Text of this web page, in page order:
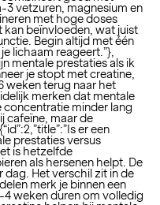
3 vetzuren, magnesium en
met hoge doses
beïnvloeden, wat juist
Begin altijd met één
lichaam reageert.”},
mentale prestaties als ik
je stopt met creatine,
weken terug naar het
merken dat mentale
minder lang
cafeïne, maar de
er een
prestaties versus
is hetzelfde
als hersenen helpt. De
Het verschil zit in de
merk je binnen een
weken duren om volledig